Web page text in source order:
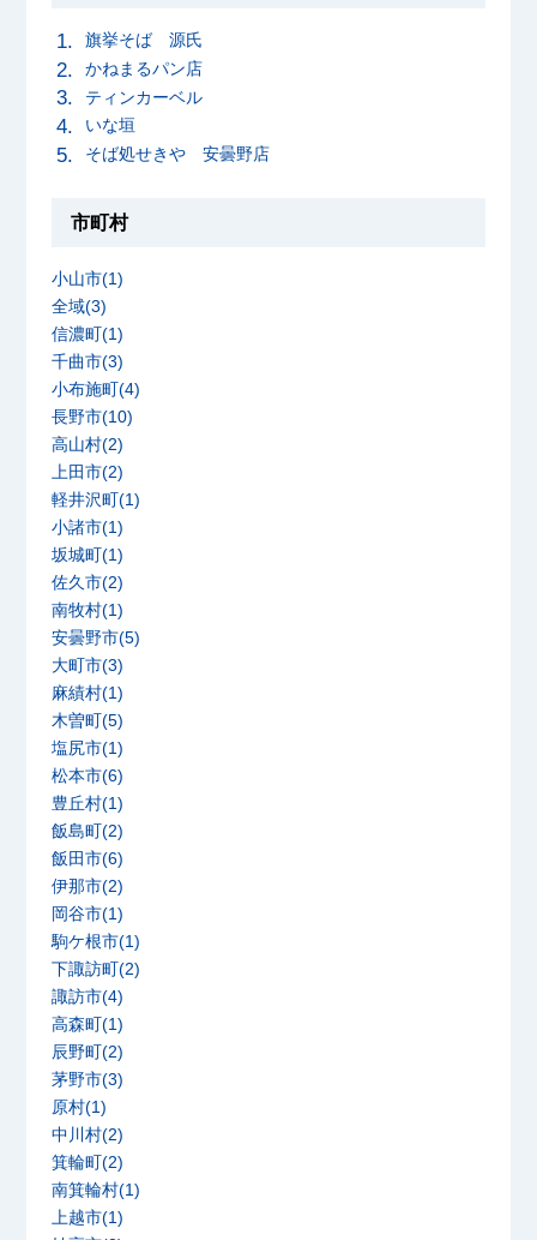
旗挙そば 源氏
かねまるパン店
ティンカーベル
いな垣
そば処せきや 安曇野店
市町村
小山市(1)
全域(3)
信濃町(1)
千曲市(3)
小布施町(4)
長野市(10)
高山村(2)
上田市(2)
軽井沢町(1)
小諸市(1)
坂城町(1)
佐久市(2)
南牧村(1)
安曇野市(5)
大町市(3)
麻績村(1)
木曽町(5)
塩尻市(1)
松本市(6)
豊丘村(1)
飯島町(2)
飯田市(6)
伊那市(2)
岡谷市(1)
駒ケ根市(1)
下諏訪町(2)
諏訪市(4)
高森町(1)
辰野町(2)
茅野市(3)
原村(1)
中川村(2)
箕輪町(2)
南箕輪村(1)
上越市(1)